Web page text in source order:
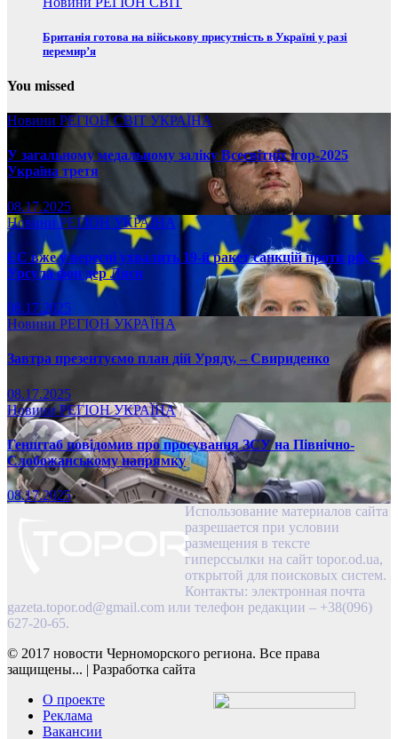
Британія готова на військову присутність в Україні у разі
перемир’я
You missed
Новини РЕГІОНСВІТ УКРАЇНА
У загальному медальному заліку Всесвітніх ігор-2025
Україна третя
08.17.2025
НовиниРЕГІОН УКРАЇНА
ЄС вже у вересні ухвалить 19-й ракет санкцій проти рф, –
Урсула фон дер Ляєн
08.17.2025
Новини РЕГІОН УКРАЇНА
Завтра презентуємо план дій Уряду, – Свириденко
08.17.2025
НовиниРЕГІОНУКРАЇНА
Генштаб повідомив про просування ЗСУ на Північно-
Слобожанському напрямку
08.17.2025
Использование материалов сайта
разрешается при условии
размещения в тексте
гиперссылки на сайт topor.od.ua,
открытой для поисковых систем.
Контакты: электронная почта
gazeta.topor.od@gmail.com или телефон редакции – +38(096)
627-20-65.
© 2017 новости Черноморского региона. Все права
защищены... | Разработка сайта
О проекте
Реклама
Вакансии